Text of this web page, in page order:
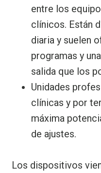
entre los
clínicos. Están
diaria y suelen
programas y
salida que los
Unidades
clínicas y por
máxima
de ajustes.
Los dispositivos